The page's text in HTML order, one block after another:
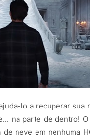
lo a recuperar sua
na parte de dentro!
neve em nenhuma